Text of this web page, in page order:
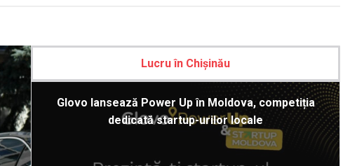
Lucru în Chișinău
Glovo lansează Power Up în Moldova, competiția
dedicată startup-urilor locale